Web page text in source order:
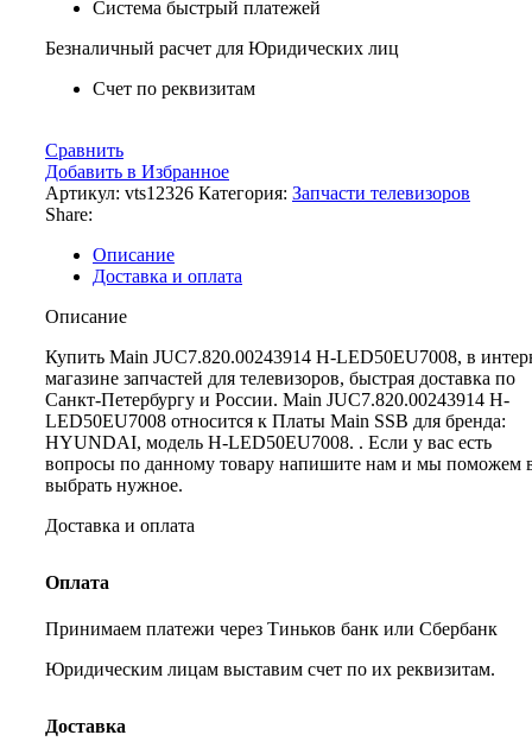
Система быстрый платежей
Безналичный расчет для Юридических лиц
Счет по реквизитам
Сравнить
Добавить в Избранное
Артикул: vts12326 Категория: Запчасти телевизоров
Share:
Описание
Доставка и оплата
Описание
Купить Main JUC7.820.00243914 H-LED50EU7008, в
магазине запчастей для телевизоров, быстрая доставка по
Санкт-Петербургу и России. Main JUC7.820.00243914 H-
LED50EU7008 относится к Платы Main SSB для бренда:
HYUNDAI, модель H-LED50EU7008. . Если у вас есть
вопросы по данному товару напишите нам и мы поможем
выбрать нужное.
Доставка и оплата
Оплата
Принимаем платежи через Тиньков банк или Сбербанк
Юридическим лицам выставим счет по их реквизитам.
Доставка